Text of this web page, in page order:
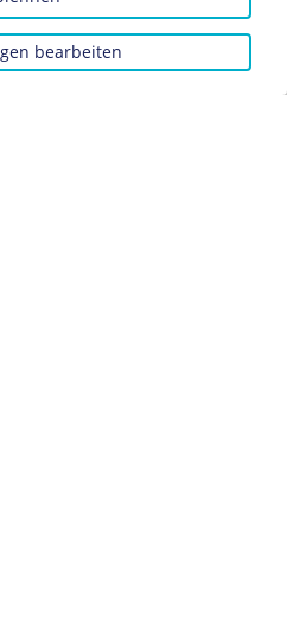
bitte unter Angabe des
bearbeiten